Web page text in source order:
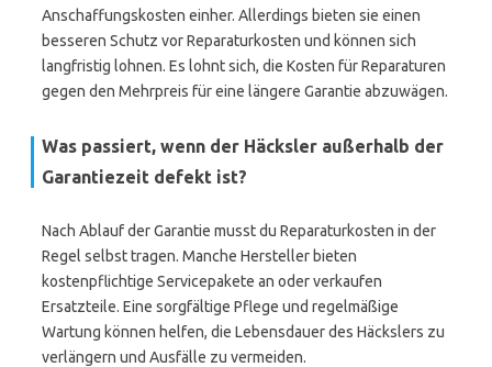
Anschaffungskosten einher. Allerdings bieten sie einen
besseren Schutz vor Reparaturkosten und können sich
langfristig lohnen. Es lohnt sich, die Kosten für Reparaturen
gegen den Mehrpreis für eine längere Garantie abzuwägen.
Was passiert, wenn der Häcksler außerhalb der
Garantiezeit defekt ist?
Nach Ablauf der Garantie musst du Reparaturkosten in der
Regel selbst tragen. Manche Hersteller bieten
kostenpflichtige Servicepakete an oder verkaufen
Ersatzteile. Eine sorgfältige Pflege und regelmäßige
Wartung können helfen, die Lebensdauer des Häckslers zu
verlängern und Ausfälle zu vermeiden.